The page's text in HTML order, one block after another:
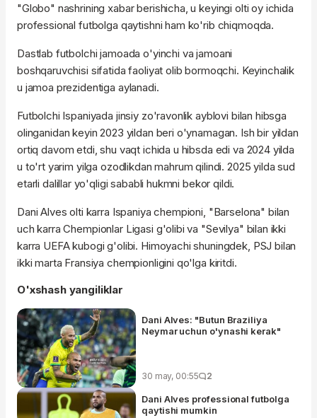
"Globo" nashrining xabar berishicha, u keyingi olti oy ichida
professional futbolga qaytishni ham ko'rib chiqmoqda.
Dastlab futbolchi jamoada o'yinchi va jamoani
boshqaruvchisi sifatida faoliyat olib bormoqchi. Keyinchalik
u jamoa prezidentiga aylanadi.
Futbolchi Ispaniyada jinsiy zo'ravonlik ayblovi bilan hibsga
olinganidan keyin 2023 yildan beri o'ynamagan. Ish bir yildan
ortiq davom etdi, shu vaqt ichida u hibsda edi va 2024 yilda
u to'rt yarim yilga ozodlikdan mahrum qilindi. 2025 yilda sud
etarli dalillar yo'qligi sababli hukmni bekor qildi.
Dani Alves olti karra Ispaniya chempioni, "Barselona" bilan
uch karra Chempionlar Ligasi g'olibi va "Sevilya" bilan ikki
karra UEFA kubogi g'olibi. Himoyachi shuningdek, PSJ bilan
ikki marta Fransiya chempionligini qo'lga kiritdi.
O'xshash yangiliklar
Dani Alves: "Butun Braziliya
Neymar uchun o'ynashi kerak"
30 may, 00:55 2
Dani Alves professional futbolga
qaytishi mumkin